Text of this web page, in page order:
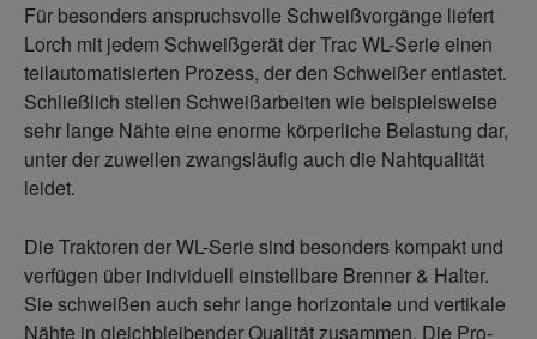
Für besonders anspruchsvolle Schweißvorgänge liefert
Lorch mit jedem Schweißgerät der Trac WL-Serie einen
teilautomatisierten Prozess, der den Schweißer entlastet.
Schließlich stellen Schweißarbeiten wie beispielsweise
sehr lange Nähte eine enorme körperliche Belastung dar,
unter der zuweilen zwangsläufig auch die Nahtqualität
leidet.
Die Traktoren der WL-Serie sind besonders kompakt und
verfügen über individuell einstellbare Brenner & Halter.
Sie schweißen auch sehr lange horizontale und vertikale
Nähte in gleichbleibender Qualität zusammen. Die Pro-